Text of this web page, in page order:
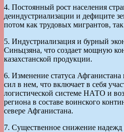
4. Постоянный рост населения
деиндустриализации и дефиците
потом как трудовых мигрантов,
5. Индустриализация и бурный
Синьцзяна, что создает мощную
казахстанской продукции.
6. Изменение статуса
сил в нем, что включает в себя
логистической системе НАТО и
региона в составе воинского
севере Афганистана.
7. Существенное снижение надежд